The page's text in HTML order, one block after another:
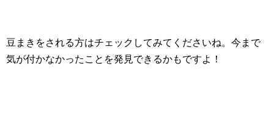
豆まきをされる方はチェックしてみてくださいね。今まで
気が付かなかったことを発見できるかもですよ！